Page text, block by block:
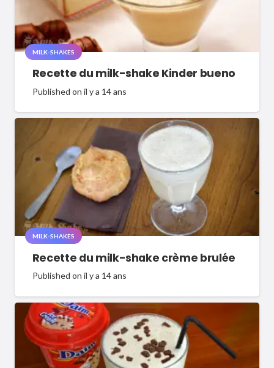
MILK-SHAKES
Recette du milk-shake Kinder bueno
Published on il y a 14 ans
MILK-SHAKES
Recette du milk-shake crème brulée
Published on il y a 14 ans